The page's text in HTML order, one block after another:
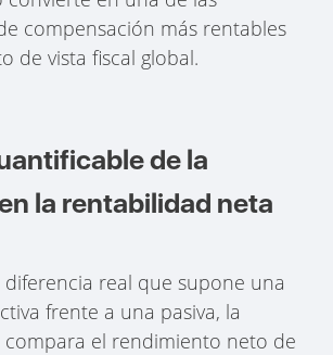
compensación más rentables
de vista fiscal global.
de la
la rentabilidad neta
real que supone una
frente a una pasiva, la
compara el rendimiento neto de